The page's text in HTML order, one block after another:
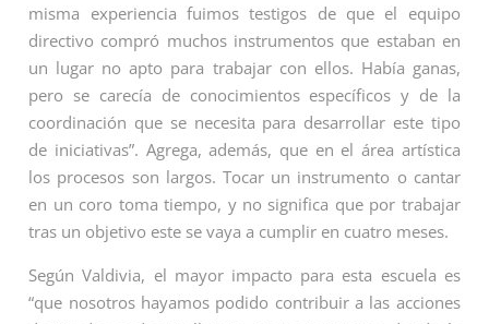
misma experiencia fuimos testigos de que el equipo
directivo compró muchos instrumentos que estaban en
un lugar no apto para trabajar con ellos. Había ganas,
pero se carecía de conocimientos específicos y de la
coordinación que se necesita para desarrollar este tipo
de iniciativas”. Agrega, además, que en el área artística
los procesos son largos. Tocar un instrumento o cantar
en un coro toma tiempo, y no significa que por trabajar
tras un objetivo este se vaya a cumplir en cuatro meses.
Según Valdivia, el mayor impacto para esta escuela es
“que nosotros hayamos podido contribuir a las acciones